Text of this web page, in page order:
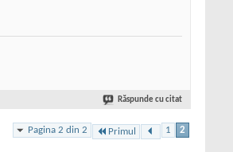
Răspunde cu citat
Pagina 2 din 2 Primul 1 2